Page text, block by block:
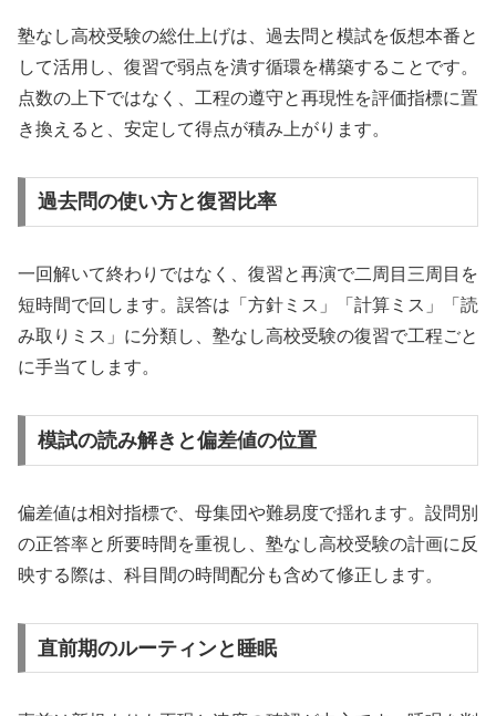
塾なし高校受験の総仕上げは、過去問と模試を仮想本番と
して活用し、復習で弱点を潰す循環を構築することです。
点数の上下ではなく、工程の遵守と再現性を評価指標に置
き換えると、安定して得点が積み上がります。
過去問の使い方と復習比率
一回解いて終わりではなく、復習と再演で二周目三周目を
短時間で回します。誤答は「方針ミス」「計算ミス」「読
み取りミス」に分類し、塾なし高校受験の復習で工程ごと
に手当てします。
模試の読み解きと偏差値の位置
偏差値は相対指標で、母集団や難易度で揺れます。設問別
の正答率と所要時間を重視し、塾なし高校受験の計画に反
映する際は、科目間の時間配分も含めて修正します。
直前期のルーティンと睡眠